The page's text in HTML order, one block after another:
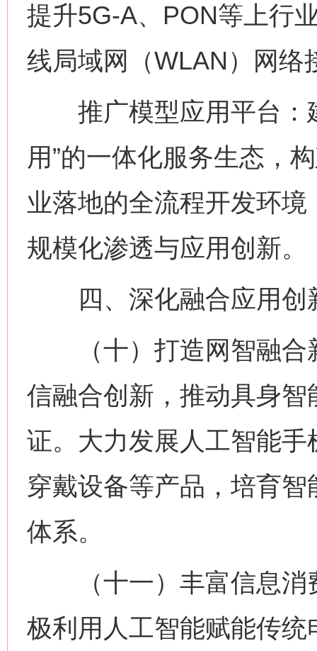
提升5G-A、PON等上行
线局域网（WLAN）网络
推广模型应用平台：
用”的一体化服务生态，
业落地的全流程开发环
规模化渗透与应用创新。
四、深化融合应用创
（十）打造网智融合
信融合创新，推动具身
证。大力发展人工智能
穿戴设备等产品，培育
体系。
（十一）丰富信息消
极利用人工智能赋能传